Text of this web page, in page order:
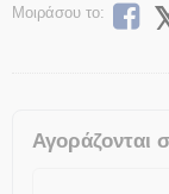
Μοιράσου το:
Αγοράζονται